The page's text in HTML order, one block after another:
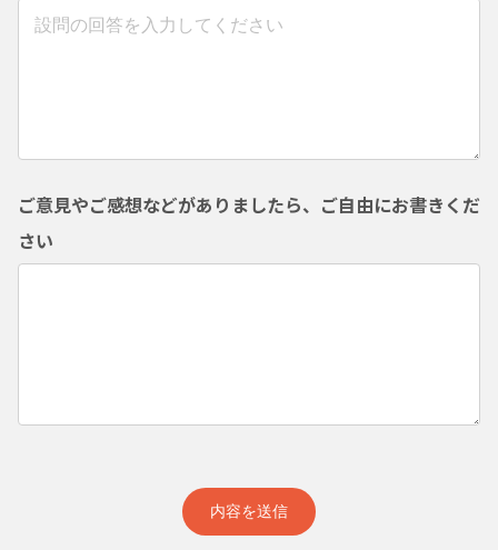
ご意見やご感想などがありましたら、ご自由にお書きくだ
さい
内容を送信